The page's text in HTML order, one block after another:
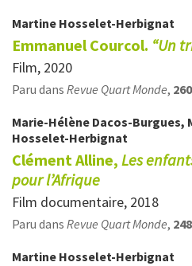
Martine Hosselet-Herbignat
Emmanuel Courcol. “Un
Film, 2020
Paru dans Revue Quart Monde,
Marie-Hélène Dacos-Burgues,
Hosselet-Herbignat
Clément Alline, Les
pour l’Afrique
Film documentaire, 2018
Paru dans Revue Quart Monde,
Martine Hosselet-Herbignat